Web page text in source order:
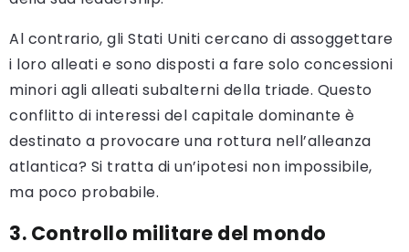
Al contrario, gli Stati Uniti cercano di assoggettare
i loro alleati e sono disposti a fare solo concessioni
minori agli alleati subalterni della triade. Questo
conflitto di interessi del capitale dominante è
destinato a provocare una rottura nell’alleanza
atlantica? Si tratta di un’ipotesi non impossibile,
ma poco probabile.
3. Controllo militare del mondo